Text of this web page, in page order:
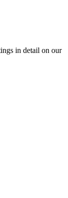
in detail on our